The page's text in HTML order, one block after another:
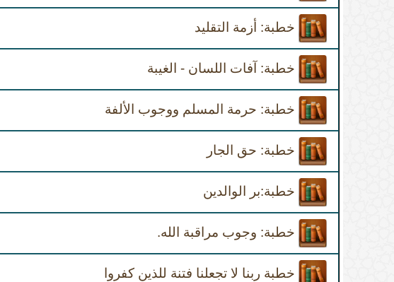
خطبة: أزمة التقليد
خطبة: آفات اللسان - الغيبة
خطبة: حرمة المسلم ووجوب الألفة
خطبة: حق الجار
خطبة:بر الوالدين
خطبة: وجوب مراقبة الله.
خطبة ربنا لا تجعلنا فتنة للذين كفروا